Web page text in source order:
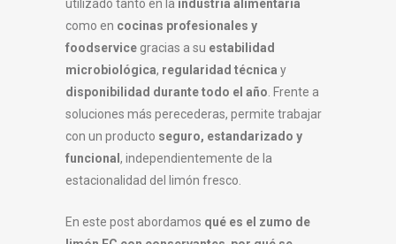
utilizado tanto en la industria alimentaria
como en cocinas profesionales y
foodservice gracias a su estabilidad
microbiológica, regularidad técnica y
disponibilidad durante todo el año . Frente a
soluciones más perecederas, permite trabajar
con un producto seguro, estandarizado y
funcional , independientemente de la
estacionalidad del limón fresco.
En este post abordamos qué es el zumo de